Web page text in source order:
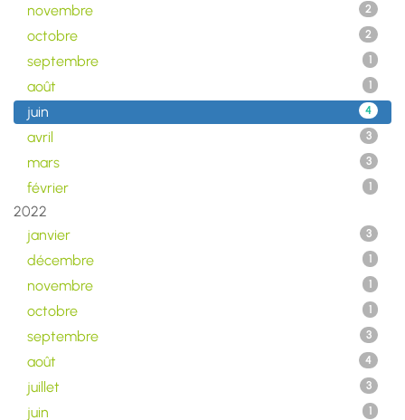
novembre
2
octobre 2
septembre 1
août 1
juin 4
avril 3
mars 3
février 1
2022
janvier
3
décembre 1
novembre 1
octobre 1
septembre 3
août 4
juillet 3
juin 1